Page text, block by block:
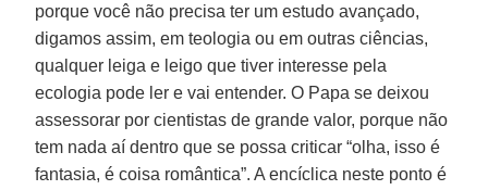
porque você não precisa ter um estudo avançado,
digamos assim, em teologia ou em outras ciências,
qualquer leiga e leigo que tiver interesse pela
ecologia pode ler e vai entender. O Papa se deixou
assessorar por cientistas de grande valor, porque não
tem nada aí dentro que se possa criticar “olha, isso é
fantasia, é coisa romântica”. A encíclica neste ponto é